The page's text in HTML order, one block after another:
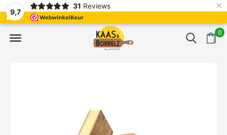
9,7
31 Reviews ×
0
Vaak volgende dag geleverd Gratis bezorgd